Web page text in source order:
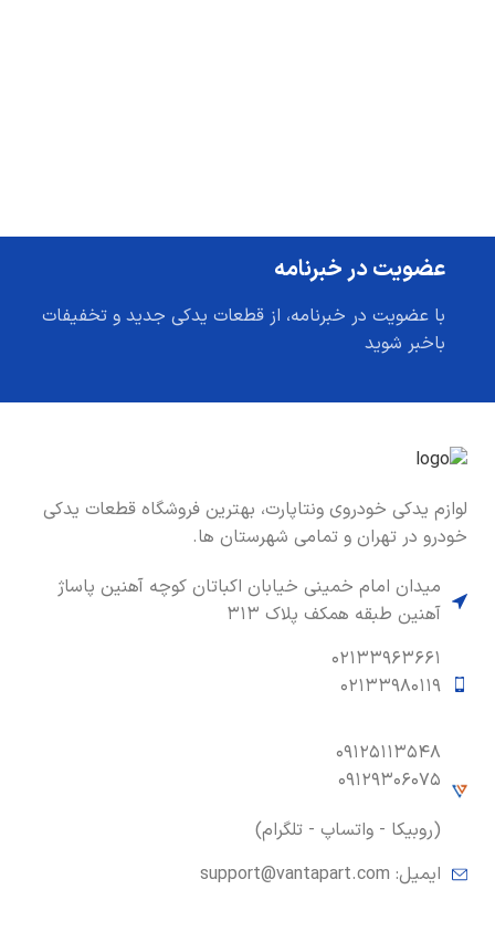
عضویت در خبرنامه
با عضویت در خبرنامه، از قطعات یدکی جدید و تخفیفات
باخبر شوید
لوازم یدکی خودروی ونتاپارت، بهترین فروشگاه قطعات یدکی
خودرو در تهران و تمامی شهرستان ها.
میدان امام خمینی خیابان اکباتان کوچه آهنین پاساژ
آهنین طبقه همکف پلاک ۳۱۳
۰۲۱۳۳۹۶۳۶۶۱
۰۲۱۳۳۹۸۰۱۱۹
۰۹۱۲۵۱۱۳۵۴۸
۰۹۱۲۹۳۰۶۰۷۵
(روبیکا - واتساپ - تلگرام)
ایمیل: support@vantapart.com